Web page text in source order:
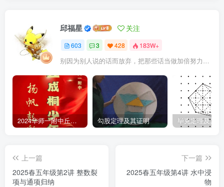
邱福星 关注
603 3 428 183W+
别因为别人说的话而放弃，把那些话当做加倍努力的动力
2024华师一附中丘班游园考试真题 勾股定理及其证明 毕克定理及其
上一篇
2025春五年级第2讲 整数裂
项与通项归纳
下一篇
2025春五年级第4讲 水中浸
物